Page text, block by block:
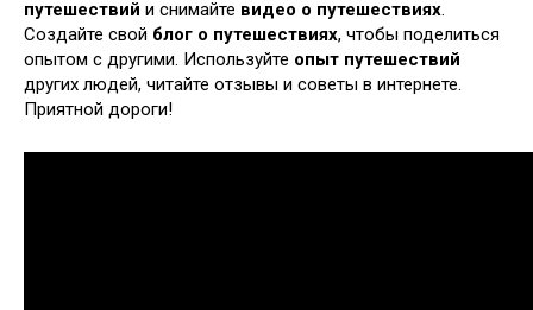
путешествий и снимайте видео о путешествиях.
Создайте свой блог о путешествиях, чтобы поделиться
опытом с другими. Используйте опыт путешествий
других людей, читайте отзывы и советы в интернете.
Приятной дороги!